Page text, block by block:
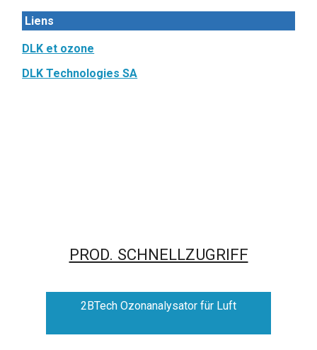
Liens
DLK et ozone
DLK Technologies SA
PROD. SCHNELLZUGRIFF
2BTech Ozonanalysator für Luft